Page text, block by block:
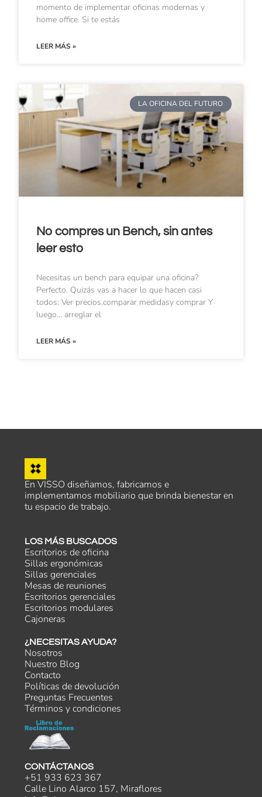
momento de implementar oficinas modernas y
home office. Si te estás
LEER MÁS »
LA OFICINA DEL FUTURO
No compres un Bench, sin antes
leer esto
Necesitas un bench para equipar una oficina?
Perfecto. Quizás vas a hacer lo que hacen casi
todos: Ver precios,comparar medidasy comprar Y
luego… arreglar el
LEER MÁS »
En VISSO diseñamos, fabricamos e
implementamos mobiliario que brinda bienestar en
tu espacio de trabajo.
LOS MÁS BUSCADOS
Escritorios de oficina
Sillas ergonómicas
Sillas gerenciales
Mesas de reuniones
Escritorios gerenciales
Escritorios modulares
Cajoneras
¿NECESITAS AYUDA?
Nosotros
Nuestro Blog
Contacto
Políticas de devolución
Preguntas Frecuentes
Términos y condiciones
CONTÁCTANOS
+51 933 623 367
Calle Lino Alarco 157, Miraflores